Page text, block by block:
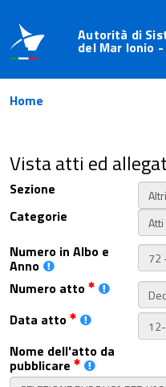
Autorità di
del Mar Ionio
Home
Vista atti ed
Sezione
Categorie
Numero in Albo e
Anno
Numero atto
Data atto
Nome dell'atto da
pubblicare